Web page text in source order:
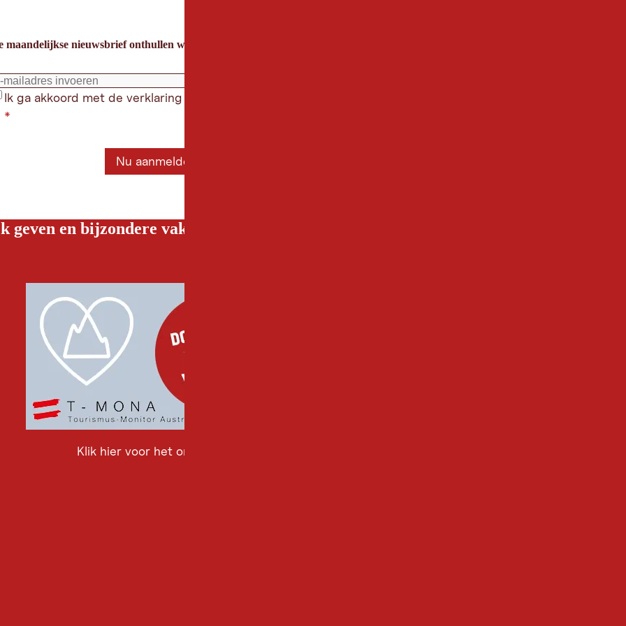
maandelijkse nieuwsbrief onthullen we de beste vakantietips voor Tirol.
Ik ga akkoord met de verklaring gegevensbescherming.
*
Nu aanmelden
geven en bijzondere vakantiebelevenissen winnen!
Klik hier voor het onderzoek